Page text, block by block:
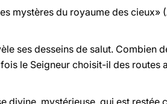
mystères du royaume des cieux»
ses desseins de salut. Combien
le Seigneur choisit-il des routes
divine, mystérieuse, qui est restée